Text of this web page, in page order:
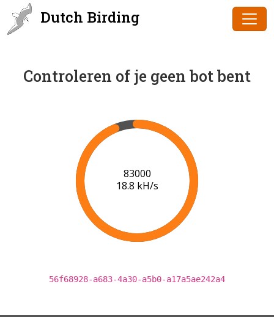
Dutch Birding
Controleren of je geen bot bent
85000
18.9 kH/s
56f68928-a683-4a30-a5b0-a17a5ae242a4